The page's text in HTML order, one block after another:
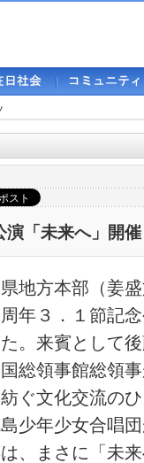
演「未来へ」開催
地方本部（姜
年３．１節記
。来賓として
総領事館総領
ぐ文化交流の
少年少女合唱
、まさに「未